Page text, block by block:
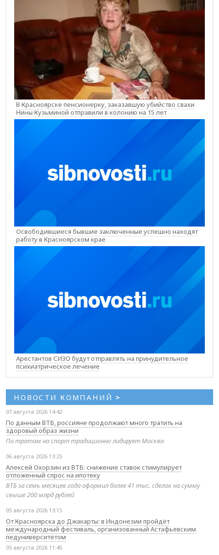
В Красноярске пенсионерку, заказавшую убийство свахи
Нины Кузьминой отправили в колонию на 15 лет
Освободившиеся бывшие заключенные успешно находят
работу в Красноярском крае
Арестантов СИЗО будут отправлять на принудительное
психиатрическое лечение
НОВОСТИ КОМПАНИЙ >
07 августа 2026 14:42
По данным ВТБ, россияне продолжают много тратить на
здоровый образ жизни
По тратам на спорт традиционно лидирует Москва
06 августа 2026 13:25
Алексей Охорзин из ВТБ: снижение ставок стимулирует
отложенный спрос на ипотеку
ВТБ за семь месяцев года оформил более 41 тыс. сделок на сумму
свыше 200 млрд рублей
05 августа 2026 13:15
От Красноярска до Джакарты: в Индонезии пройдёт
международный фестиваль, организованный Астафьевским
педуниверситетом
05 августа 2026 11:45